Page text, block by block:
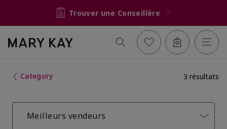
Trouver une Conseillère
Category 3 résultats
Meilleurs vendeurs